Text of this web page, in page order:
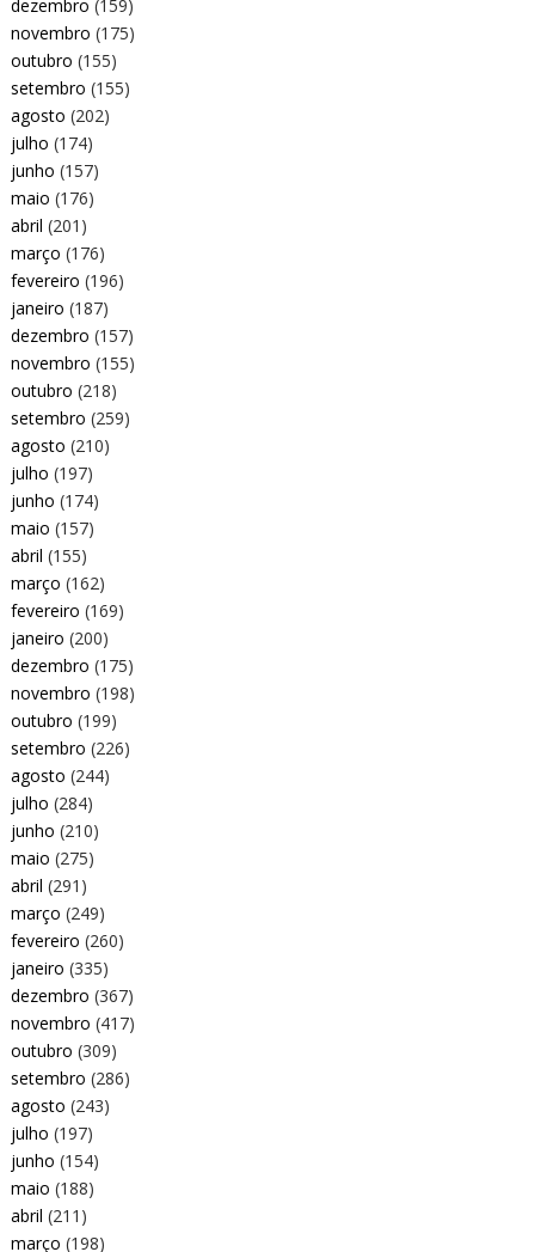
dezembro (159)
novembro (175)
outubro (155)
setembro (155)
agosto (202)
julho (174)
junho (157)
maio (176)
abril (201)
março (176)
fevereiro (196)
janeiro (187)
dezembro (157)
novembro (155)
outubro (218)
setembro (259)
agosto (210)
julho (197)
junho (174)
maio (157)
abril (155)
março (162)
fevereiro (169)
janeiro (200)
dezembro (175)
novembro (198)
outubro (199)
setembro (226)
agosto (244)
julho (284)
junho (210)
maio (275)
abril (291)
março (249)
fevereiro (260)
janeiro (335)
dezembro (367)
novembro (417)
outubro (309)
setembro (286)
agosto (243)
julho (197)
junho (154)
maio (188)
abril (211)
março (198)